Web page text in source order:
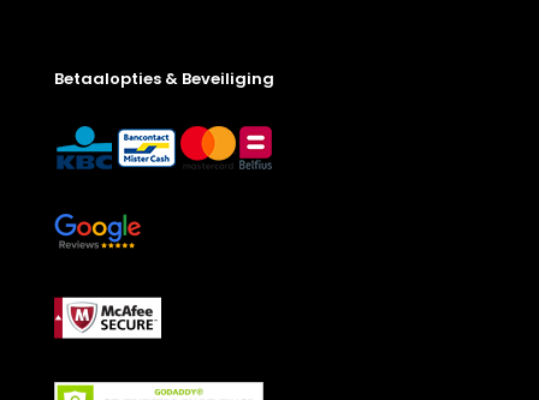
Betaalopties & Beveiliging